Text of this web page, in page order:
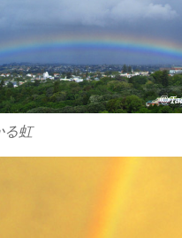
る虹